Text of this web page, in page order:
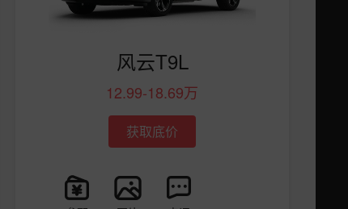
风云T9L
12.99-18.69万
获取底价